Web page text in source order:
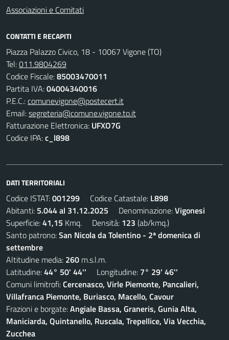
Associazioni e Comitati
CONTATTI E RECAPITI
Piazza Palazzo Civico, 18 - 10067 Vigone (TO)
Tel:011.9804269
Codice Fiscale:85003470011
Partita IVA:04004340016
P.E.C.:comunevigone@postecert.it
Email:segreteria@comune.vigone.to.it
Fatturazione Elettronica: UFXO7G
Codice IPA:c_l898
DATI TERRITORIALI
Codice ISTAT:001299 Codice Catastale: L898
Abitanti: 5.044 al 31.12.2025 Denominazione:Vigonesi
Superficie:41,15 Kmq. Densità: 123 (ab/kmq.)
Santo patrono:San Nicola da Tolentino - 2ª domenica di
settembre
Altitudine media: 260 m.s.l.m.
Latitudine:44° 50' 44'' Longitudine: 7° 29' 46''
Comuni limitrofi:Cercenasco, Virle Piemonte, Pancalieri,
Villafranca Piemonte, Buriasco, Macello, Cavour
Frazioni e borgate:Angiale Bassa, Graneris, Gunia Alta,
Maniciarda, Quintanello, Ruscala, Trepellice, Via Vecchia,
Zucchea